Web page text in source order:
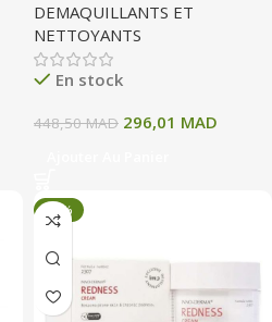
DEMAQUILLANTS ET
NETTOYANTS
En stock
448,50MAD 296,01 MAD
-34%